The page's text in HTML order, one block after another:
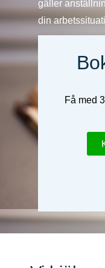
gäller
din
Få med